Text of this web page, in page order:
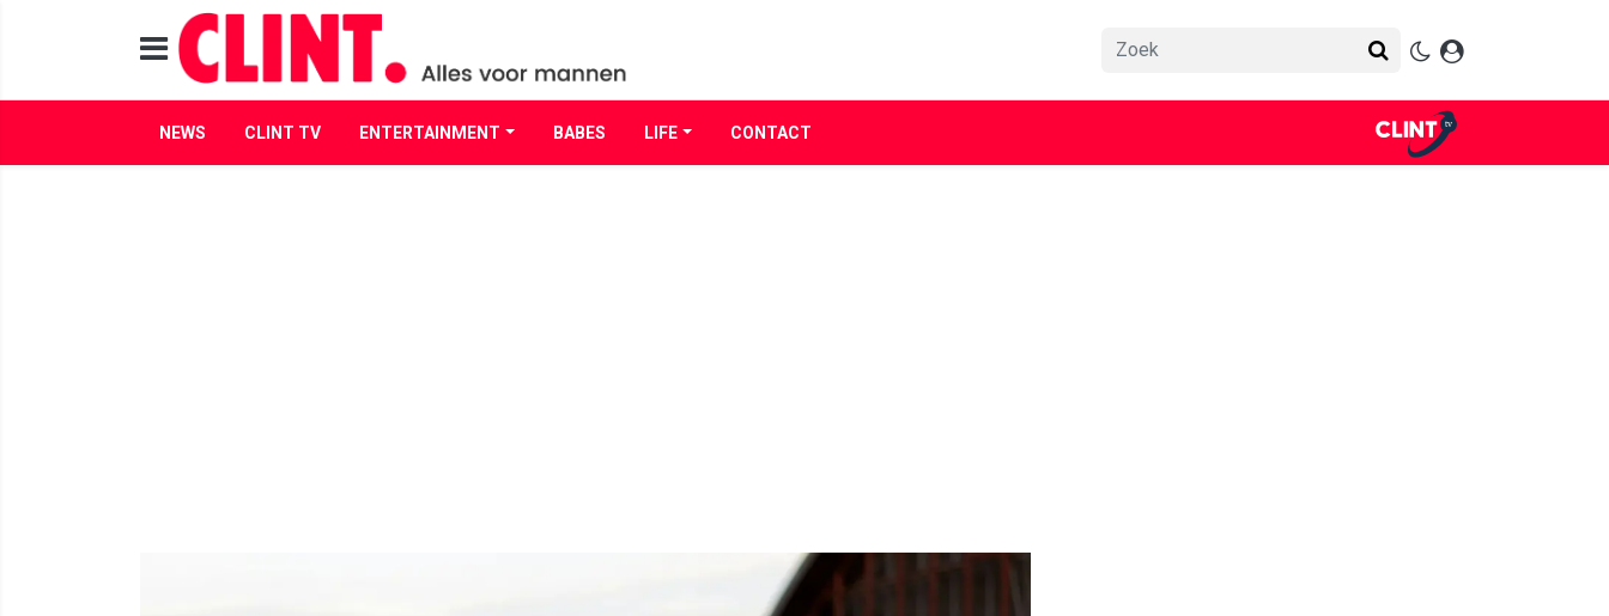
NEWS CLINT TV ENTERTAINMENT BABES LIFE CONTACT